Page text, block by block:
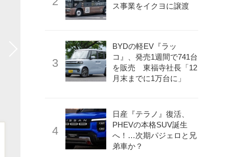
ス事業をイクヨに譲渡
BYDの軽EV『ラッ
コ』、発売1週間で741台
を販売 東福寺社長「12
月末までに1万台に」
日産『テラノ』復活、
PHEVの本格SUV誕生
へ！…次期パジェロと兄
弟車か？